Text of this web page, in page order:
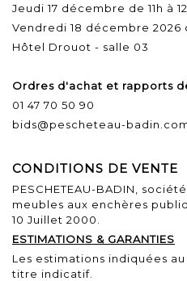
Jeudi 17 décembre de 11h à
Vendredi 18 décembre 2026
Hôtel Drouot - salle 03
Ordres d'achat et rapports
01 47 70 50 90
bids@pescheteau-
CONDITIONS DE VENTE
PESCHETEAU-BADIN,
meubles aux enchères
10 Juillet 2000.
ESTIMATIONS & GARANTIES
Les estimations indiquées
titre indicatif.